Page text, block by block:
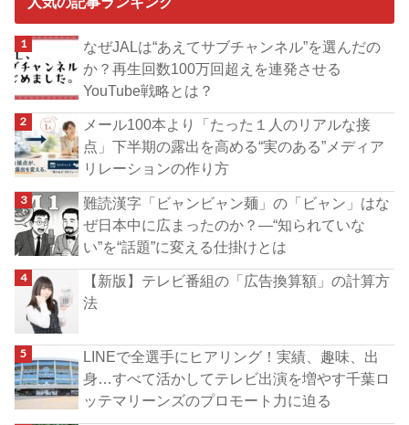
なぜJALは“あえてサブチャンネル”を選んだの
か？再生回数100万回超えを連発させる
YouTube戦略とは？
メール100本より「たった１人のリアルな接
点」下半期の露出を高める“実のある”メディア
リレーションの作り方
難読漢字「ビャンビャン麺」の「ビャン」はな
ぜ日本中に広まったのか？―“知られていな
い”を“話題”に変える仕掛けとは
【新版】テレビ番組の「広告換算額」の計算方
法
LINEで全選手にヒアリング！実績、趣味、出
身…すべて活かしてテレビ出演を増やす千葉ロ
ッテマリーンズのプロモート力に迫る